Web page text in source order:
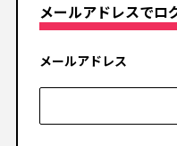
メールアドレスでロ
メールアドレス